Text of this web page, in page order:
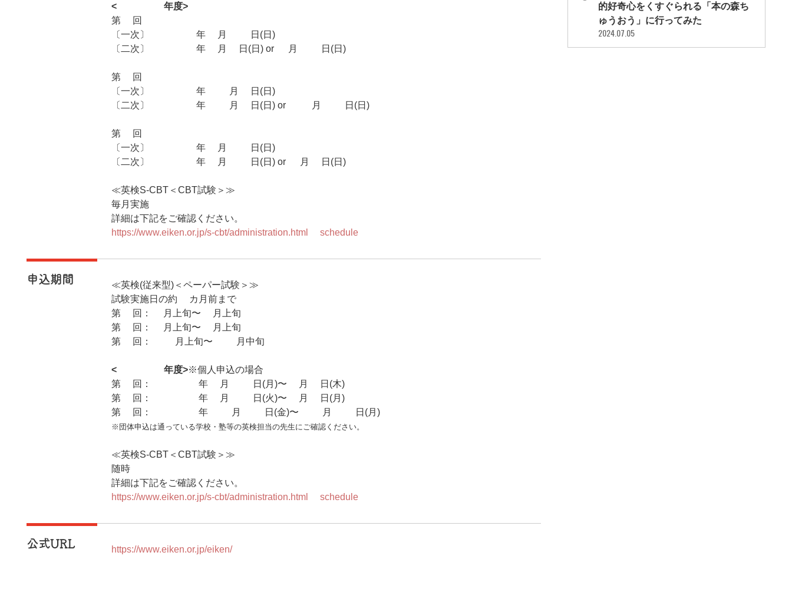
<2026年度>
第1回
〔一次〕2026年5月31日(日)
〔二次〕2026年7月5日(日) or 7月12日(日)
第2回
〔一次〕2026年10月4日(日)
〔二次〕2026年11月8日(日) or 11月15日(日)
第3回
〔一次〕2027年1月24日(日)
〔二次〕2027年2月28日(日) or 3月7日(日)
≪英検S-CBT＜CBT試験＞≫
毎月実施
詳細は下記をご確認ください。
https://www.eiken.or.jp/s-cbt/administration.html#schedule
申込期間
≪英検(従来型)＜ペーパー試験＞≫
試験実施日の約1カ月前まで
第1回：4⽉上旬〜5⽉上旬
第2回：8⽉上旬〜9⽉上旬
第3回：11⽉上旬〜12⽉中旬
<2026年度>※個人申込の場合
第1回：2026年3月23日(月)〜5月7日(木)
第2回：2026年6月30日(火)〜9月7日(月)
第3回：2026年10月30日(金)〜12月14日(月)
※団体申込は通っている学校・塾等の英検担当の先生にご確認ください。
≪英検S-CBT＜CBT試験＞≫
随時
詳細は下記をご確認ください。
https://www.eiken.or.jp/s-cbt/administration.html#schedule
公式URL https://www.eiken.or.jp/eiken/
的好奇心をくすぐられる「本の森ち
ゅうおう」に行ってみた
2024.07.05